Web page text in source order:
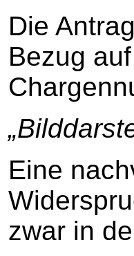
Die
Bezug
Eine
zwar in